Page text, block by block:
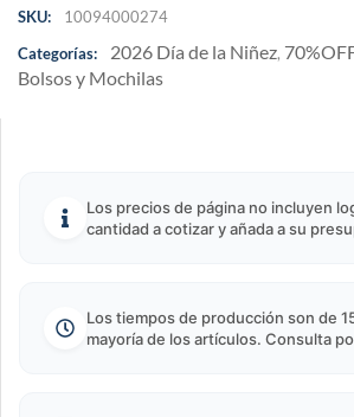
SKU:
10094000274
Categorías:
2026 Día de la Niñez,
Bolsos y Mochilas
Los precios de página no incluyen
cantidad a cotizar y añada a su
Los tiempos de producción son de
mayoría de los artículos. Consulta